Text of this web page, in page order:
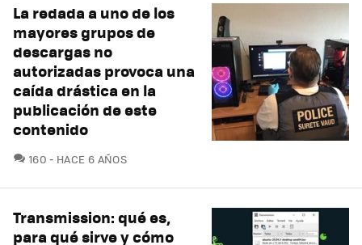
La redada a uno de los
mayores grupos de
descargas no
autorizadas provoca una
caída drástica en la
publicación de este
contenido
160 COMENTARIOS
HACE 6 AÑOS
Transmission: qué es,
para qué sirve y cómo